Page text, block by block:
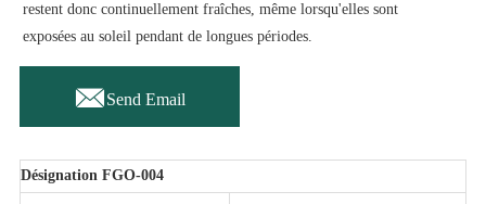
restent donc continuellement fraîches, même lorsqu'elles sont
exposées au soleil pendant de longues périodes.
Send Email
Désignation FGO-004